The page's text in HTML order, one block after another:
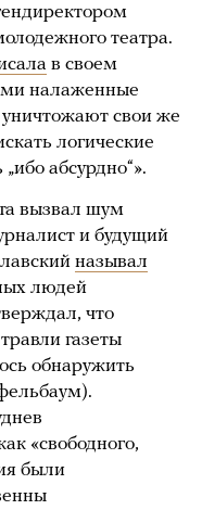
театра.
в своем
налаженные
уничтожают свои же
логические
абсурдно“».
вызвал шум
и будущий
называл
людей
что
газеты
обнаружить
«свободного,
были